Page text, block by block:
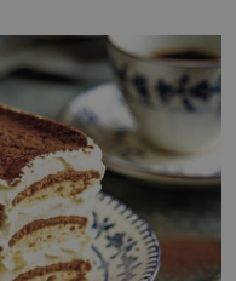
dlouho po jeho smrti